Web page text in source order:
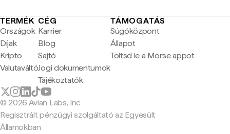
TERMÉK
Országok
Díjak
Kripto
Valutaváltó
CÉG
Karrier
Blog
Sajtó
Jogi dokumentumok
Tájékoztatók
TÁMOGATÁS
Súgóközpont
Állapot
Töltsd le a Morse appot
© 2026 Avian Labs, Inc
Regisztrált pénzügyi szolgáltató az Egyesült
Államokban